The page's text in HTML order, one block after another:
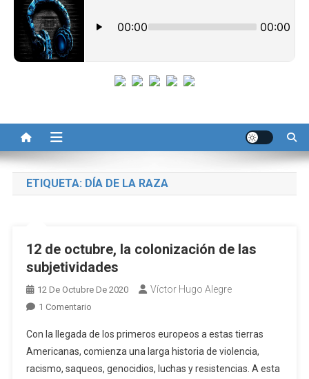
ETIQUETA: DÍA DE LA RAZA
12 de octubre, la colonización de las
subjetividades
12 De Octubre De 2020 Víctor Hugo Alegre
1 ComentarioEn
De
Octubre,
La
Con la llegada de los primeros europeos a estas tierras
Americanas, comienza una larga historia de violencia,
racismo, saqueos, genocidios, luchas y resistencias. A esta